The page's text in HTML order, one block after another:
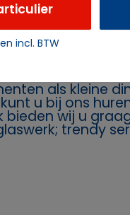
feest en heeft
als kleine
u bij ons
wij u
trendy
incl. BTW